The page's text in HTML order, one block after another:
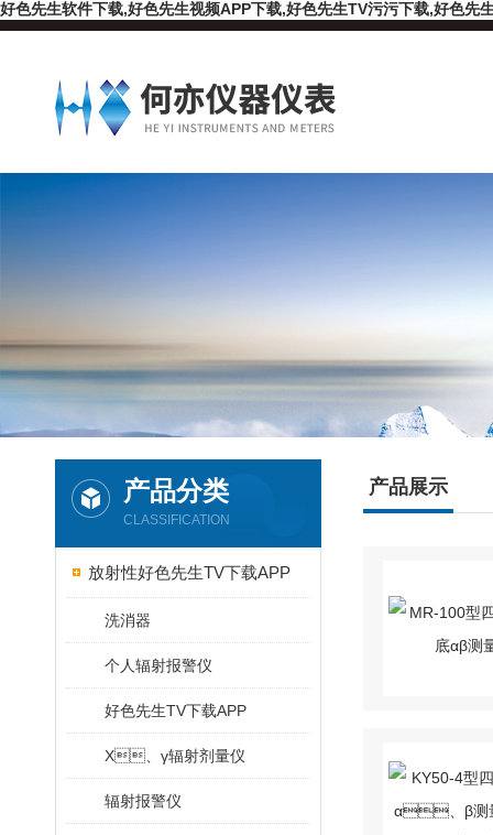
好色先生软件下载,好色先生视频APP下载,好色先生TV污污下载,好色先
产品分类
CLASSIFICATION
放射性好色先生TV下载APP
洗消器
个人辐射报警仪
好色先生TV下载APP
X、γ辐射剂量仪
辐射报警仪
产品展示